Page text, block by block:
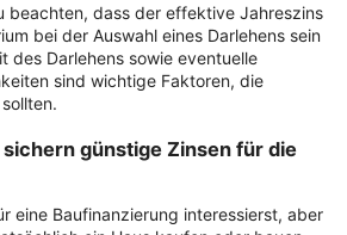
beachten, dass der effektive Jahreszins
bei der Auswahl eines Darlehens sein
des Darlehens sowie eventuelle
sind wichtige Faktoren, die
günstige Zinsen für die
eine Baufinanzierung interessierst, aber